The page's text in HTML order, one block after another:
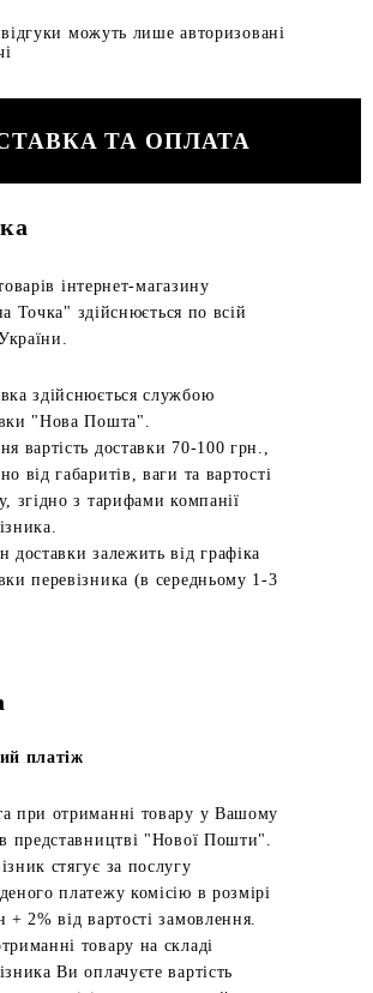
можуть лише авторизовані
ТА ОПЛАТА
інтернет-магазину
Точка" здійснюється по всій
здійснюється службою
"Нова Пошта".
вартість доставки 70-100 грн.,
від габаритів, ваги та вартості
згідно з тарифами компанії
доставки залежить від графіка
перевізника (в середньому 1-3
платіж
при отриманні товару у Вашому
в представництві "Нової Пошти".
стягує за послугу
платежу комісію в розмірі
+ 2% від вартості замовлення.
товару на складі
Ви оплачуєте вартість